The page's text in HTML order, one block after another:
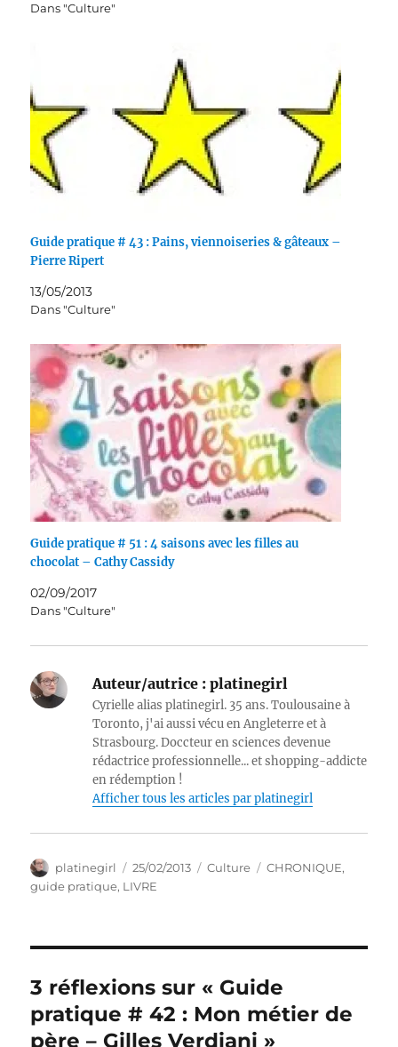
Dans "Culture"
Guide pratique # 43 : Pains, viennoiseries & gâteaux –
Pierre Ripert
13/05/2013
Dans "Culture"
Guide pratique # 51 : 4 saisons avec les filles au
chocolat – Cathy Cassidy
02/09/2017
Dans "Culture"
Auteur/autrice : platinegirl
Cyrielle alias platinegirl. 35 ans. Toulousaine à
Toronto, j'ai aussi vécu en Angleterre et à
Strasbourg. Doccteur en sciences devenue
rédactrice professionnelle... et shopping-addicte
en rédemption !
Afficher tous les articles par platinegirl
Auteur
platinegirl
Publié
le
25/02/2013 Catégories
Culture Étiquettes
CHRONIQUE,
guide pratique, LIVRE
3 réflexions sur « Guide
pratique # 42 : Mon métier de
père – Gilles Verdiani »